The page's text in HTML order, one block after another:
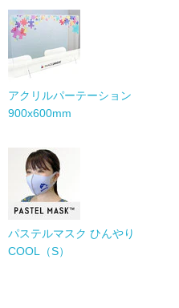
アクリルパーテーション
900x600mm
パステルマスク ひんやり
COOL（S）